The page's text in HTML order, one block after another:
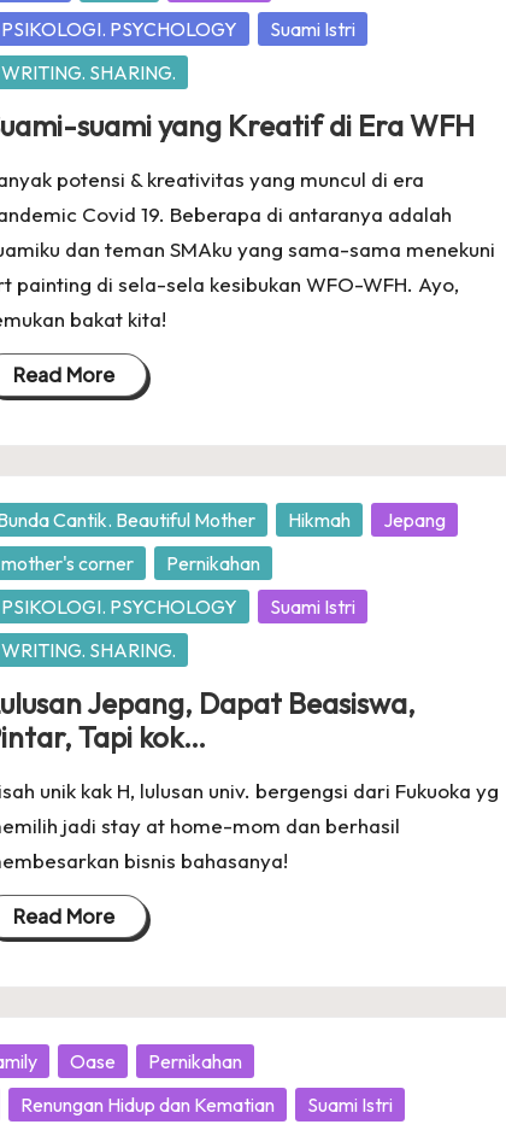
PSIKOLOGI. PSYCHOLOGY
Suami Istri
WRITING. SHARING.
suami yang Kreatif di Era WFH
potensi & kreativitas yang muncul di era
Covid 19. Beberapa di antaranya adalah
dan teman SMAku yang sama-sama menekuni
painting di sela-sela kesibukan WFO-WFH. Ayo,
bakat kita!
Read More
Cantik. Beautiful Mother Hikmah
Jepang
mother's corner
Pernikahan
PSIKOLOGI. PSYCHOLOGY
Suami Istri
WRITING. SHARING.
Jepang, Dapat Beasiswa,
Tapi kok…
unik kak H, lulusan univ. bergengsi dari Fukuoka yg
jadi stay at home-mom dan berhasil
bisnis bahasanya!
Read More
Oase
Pernikahan
Renungan Hidup dan Kematian
Suami Istri